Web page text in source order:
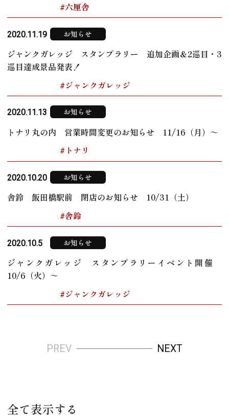
#六厘舎
2020.11.19 お知らせ
ジャンクガレッジ スタンプラリー 追加企画＆2巡目・3
巡目達成景品発表！
#ジャンクガレッジ
2020.11.13 お知らせ
トナリ丸の内 営業時間変更のお知らせ 11/16（月）～
#トナリ
2020.10.20 お知らせ
舎鈴 飯田橋駅前 閉店のお知らせ 10/31（土）
#舎鈴
2020.10.5 お知らせ
ジャンクガレッジ スタンプラリーイベント開催
10/6（火）～
#ジャンクガレッジ
PREV NEXT
全て表示する